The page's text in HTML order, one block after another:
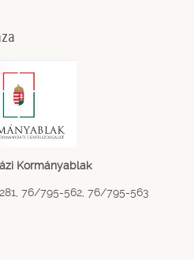
Kormányablak
76/795-562, 76/795-563